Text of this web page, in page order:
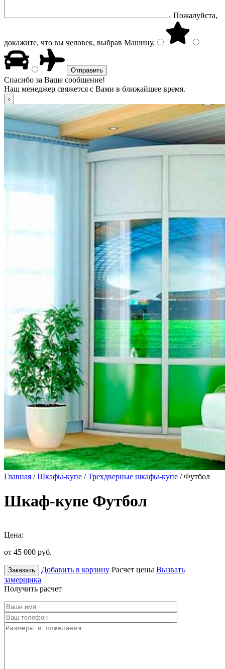
Пожалуйста,
докажите, что вы человек, выбрав Машину.
Спасибо за Ваше сообщение!
Наш менеджер свяжется с Вами в ближайшее время.
Главная /Шкафы-купе /Трехдверные шкафы-купе / Футбол
Шкаф-купе Футбол
Цена:
от 45 000 руб.
Заказать Добавить в корзину Расчет цены Вызвать
замерщика
Получить расчет